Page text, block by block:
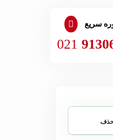
سریع
021